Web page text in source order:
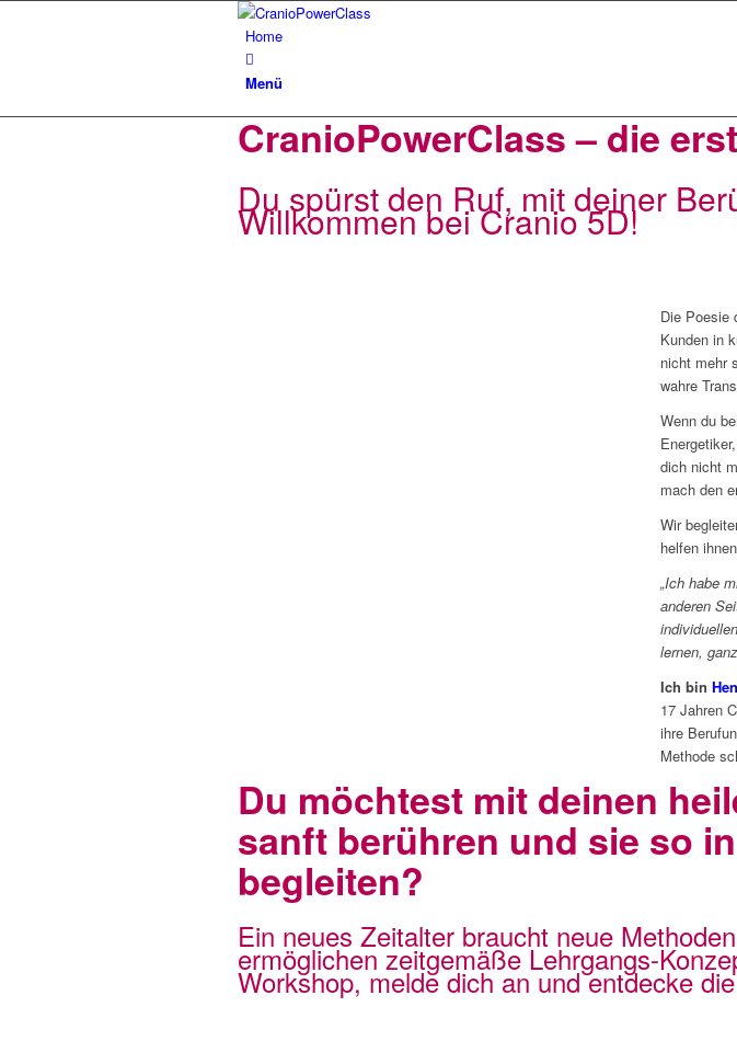
Home
Menü
CranioPowerClass – die
Du spürst den Ruf, mit deiner
Willkommen bei Cranio 5D!
Die Poesie
Kunden in
nicht mehr
wahre
Wenn du
dich nicht
mach den
Wir
helfen
„Ich habe
anderen
lernen,
Ich bin
17 Jahren
ihre
Methode
Du möchtest mit deinen
sanft berühren und sie so
begleiten?
Ein neues Zeitalter braucht neue
ermöglichen zeitgemäße Lehrgangs-
Workshop, melde dich an und entdecke